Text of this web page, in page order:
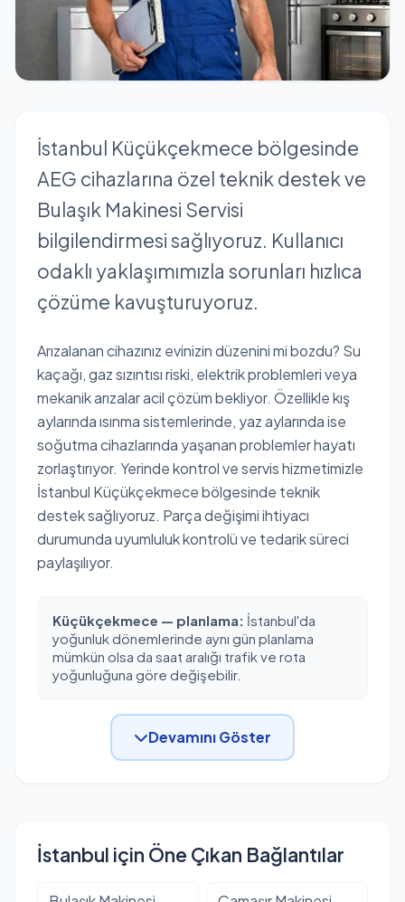
İstanbul Küçükçekmece bölgesinde
AEG cihazlarına özel teknik destek ve
Bulaşık Makinesi Servisi
bilgilendirmesi sağlıyoruz. Kullanıcı
odaklı yaklaşımımızla sorunları hızlıca
çözüme kavuşturuyoruz.
Arızalanan cihazınız evinizin düzenini mi bozdu? Su
kaçağı, gaz sızıntısı riski, elektrik problemleri veya
mekanik arızalar acil çözüm bekliyor. Özellikle kış
aylarında ısınma sistemlerinde, yaz aylarında ise
soğutma cihazlarında yaşanan problemler hayatı
zorlaştırıyor. Yerinde kontrol ve servis hizmetimizle
İstanbul Küçükçekmece bölgesinde teknik
destek sağlıyoruz. Parça değişimi ihtiyacı
durumunda uyumluluk kontrolü ve tedarik süreci
paylaşılıyor.
Küçükçekmece — planlama: İstanbul'da
yoğunluk dönemlerinde aynı gün planlama
mümkün olsa da saat aralığı trafik ve rota
yoğunluğuna göre değişebilir.
Devamını Göster
İstanbul için Öne Çıkan Bağlantılar